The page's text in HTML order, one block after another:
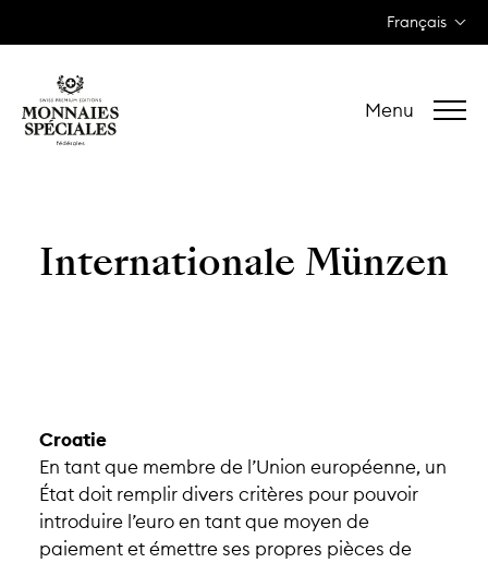
Français
Menu
Internationale Münzen
Croatie
En tant que membre de l’Union européenne, un
État doit remplir divers critères pour pouvoir
introduire l’euro en tant que moyen de
paiement et émettre ses propres pièces de